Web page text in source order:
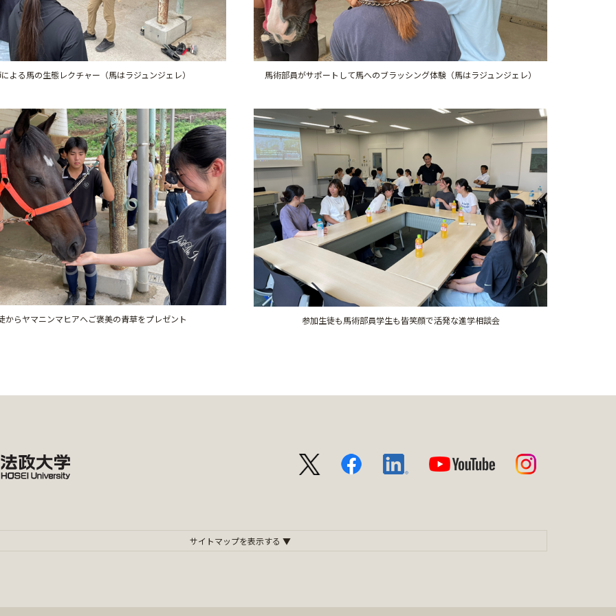
よる馬の生態レクチャー（馬はラジュンジェレ） 馬術部員がサポートして馬へのブラッシング体験（馬はラジュンジェレ）
からヤマニンマヒアへご褒美の青草をプレゼント 参加生徒も馬術部員学生も皆笑顔で活発な進学相談会